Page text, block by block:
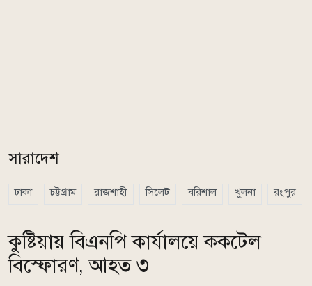
সারাদেশ
ঢাকা চট্টগ্রাম রাজশাহী সিলেট বরিশাল খুলনা রংপুর
কুষ্টিয়ায় বিএনপি কার্যালয়ে ককটেল
বিস্ফোরণ, আহত ৩